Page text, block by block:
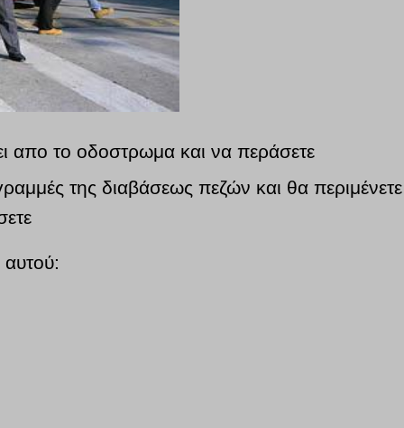
απο το οδοστρωμα και να περάσετε
της διαβάσεως πεζών και θα